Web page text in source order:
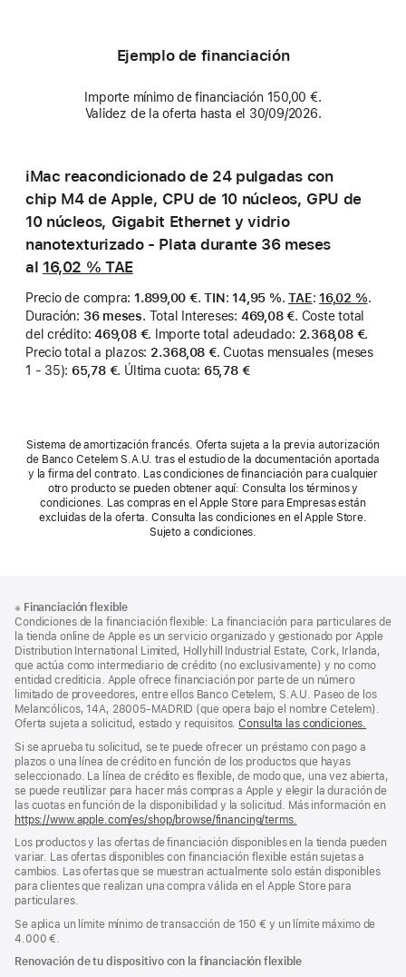
Ejemplo de financiación
Importe mínimo de financiación 150,00 €.
Validez de la oferta hasta el 30/09/2026.
iMac reacondicionado de 24 pulgadas con
chip M4 de Apple, CPU de 10 núcleos, GPU de
10 núcleos, Gigabit Ethernet y vidrio
nanotexturizado - Plata durante 36 meses
al 16,02 % TAE
Precio de compra: 1.899,00 €.TIN: 14,95 %.TAE: 16,02 %.
Duración: 36 meses. Total Intereses: 469,08 €. Coste total
del crédito: 469,08 €. Importe total adeudado: 2.368,08 €.
Precio total a plazos: 2.368,08 €.Cuotas mensuales (meses
1 - 35): 65,78 €. Última cuota: 65,78 €
Sistema de amortización francés. Oferta sujeta a la previa autorización
de Banco Cetelem S.A.U. tras el estudio de la documentación aportada
y la firma del contrato. Las condiciones de financiación para cualquier
otro producto se pueden obtener aquí: Consulta los términos y
condiciones. Las compras en el Apple Store para Empresas están
excluidas de la oferta. Consulta las condiciones en el Apple Store.
Sujeto a condiciones.
a
pie
de
página
al
pie
※ Financiación flexible
Condiciones de la financiación flexible: La financiación para particulares de
la tienda online de Apple es un servicio organizado y gestionado por Apple
Distribution International Limited, Hollyhill Industrial Estate, Cork, Irlanda,
que actúa como intermediario de crédito (no exclusivamente) y no como
entidad crediticia. Apple ofrece financiación por parte de un número
limitado de proveedores, entre ellos Banco Cetelem, S.A.U. Paseo de los
Melancólicos, 14A, 28005-MADRID (que opera bajo el nombre Cetelem).
Oferta sujeta a solicitud, estado y requisitos.Consulta las condiciones.
Si se aprueba tu solicitud, se te puede ofrecer un préstamo con pago a
plazos o una línea de crédito en función de los productos que hayas
seleccionado. La línea de crédito es flexible, de modo que, una vez abierta,
se puede reutilizar para hacer más compras a Apple y elegir la duración de
las cuotas en función de la disponibilidad y la solicitud. Más información en
https://www.apple.com/es/shop/browse/financing/terms.
Los productos y las ofertas de financiación disponibles en la tienda pueden
variar. Las ofertas disponibles con financiación flexible están sujetas a
cambios. Las ofertas que se muestran actualmente solo están disponibles
para clientes que realizan una compra válida en el Apple Store para
particulares.
Se aplica un límite mínimo de transacción de 150 € y un límite máximo de
4.000 €.
Renovación de tu dispositivo con la financiación flexible